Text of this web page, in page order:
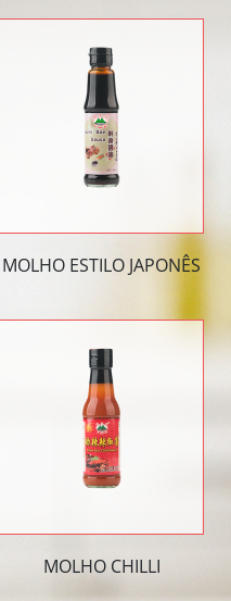
MOLHO ESTILO JAPONÊS
MOLHO CHILLI